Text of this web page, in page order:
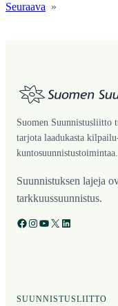
Seuraava »
Suomen Suunnistusliitto
tarjota laadukasta
kuntosuunnistustoimintaa.
Suunnistuksen lajeja
tarkkuussuunnistus.
Facebook Instagram YouTube X LinkedIn
SUUNNISTUSLIITTO